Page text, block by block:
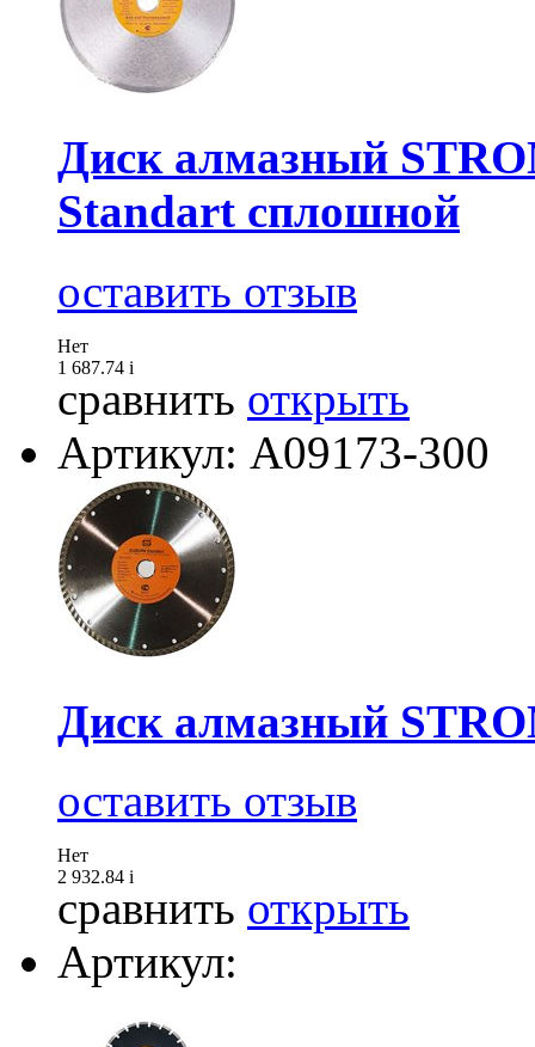
Диск алмазный
Standart сплошной
оставить отзыв
Нет
1 687.74 i
сравнить открыть
Артикул: А09173-300
Диск алмазный
оставить отзыв
Нет
2 932.84 i
сравнить открыть
Артикул: